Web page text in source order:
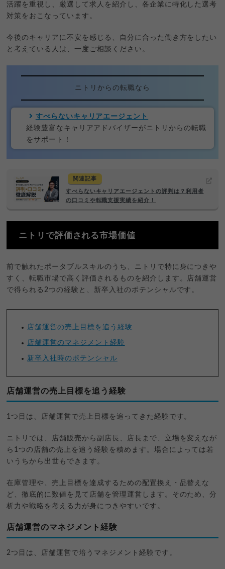
活躍を重視し、厳選して求人を紹介し、各企業に特化した選考
対策をおこなっています。
今後のキャリアに不安を感じる、自分に合った働き方をしたい
と考えている人は、一度ご相談ください。
ニトリからの転職なら
すべらないキャリアエージェント
経験豊富なキャリアアドバイザーがニトリからの転職
をサポート！
関連記事
すべらないキャリアエージェントの評判は？利用者
の口コミや転職支援実績を紹介！
ニトリで評価される市場価値
前で触れたポータブルスキルのうち、ニトリで特に身につきや
すく、転職市場で高く評価されるものを紹介します。店舗運営
で得られる2つの経験と、新卒入社のポテンシャルです。
店舗運営の売上目標を追う経験
店舗運営のマネジメント経験
新卒入社時のポテンシャル
店舗運営の売上目標を追う経験
1つ目は、店舗運営で売上目標を追ってきた経験です。
ニトリでは、店舗販売から副店長、店長まで、立場を変えなが
ら1つの店舗の売上を追う経験を積めます。場合によっては若
いうちから出世もできます。
在庫管理や、売上目標を達成するための配置換え・品替えな
ど、徹底的に数値を見て店舗を管理運営します。そのため、分
析力や戦略を考える力が身につきやすいです。
店舗運営のマネジメント経験
2つ目は、店舗運営で培うマネジメント経験です。